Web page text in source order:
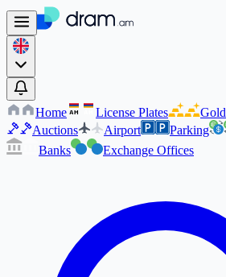
Home AM License Plates Gold
Auctions
Airport Parking
Banks
Exchange Offices